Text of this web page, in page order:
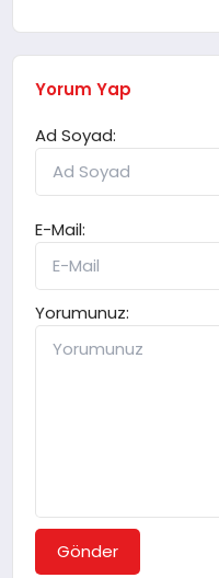
Yorum Yap
Ad Soyad:
E-Mail:
Yorumunuz:
Gönder